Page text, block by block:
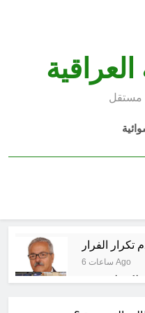
مستقل
تكرار الفرار
6 ساعات Ago
لكن لم ينتهي
11 ساعة Ago